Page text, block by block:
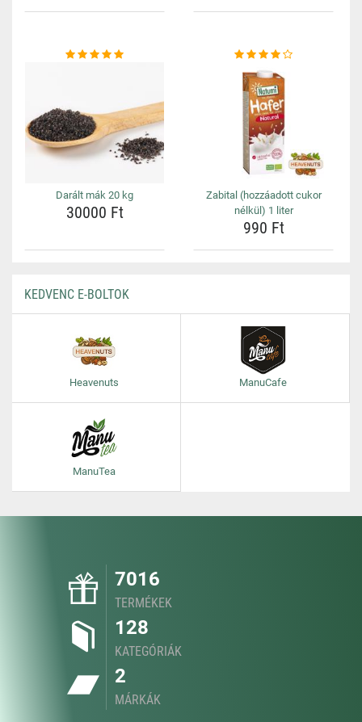
Darált mák 20 kg
30000 Ft
Zabital (hozzáadott cukor
nélkül) 1 liter
990 Ft
KEDVENC E-BOLTOK
Heavenuts ManuCafe
ManuTea
7016
TERMÉKEK
128
KATEGÓRIÁK
2
MÁRKÁK